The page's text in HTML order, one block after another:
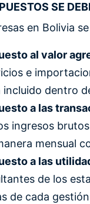
SE
en Bolivia
al valor
e
incluido dentro
a las
ingresos
mensual
a las
de los
de cada